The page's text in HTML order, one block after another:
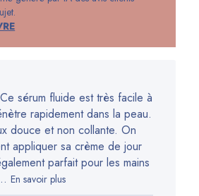
Ce sérum fluide est très facile à
rapidement dans la peau.
douce et non collante. On
appliquer sa crème de jour
parfait pour les mains
En savoir plus